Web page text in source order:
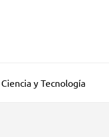
y Tecnología